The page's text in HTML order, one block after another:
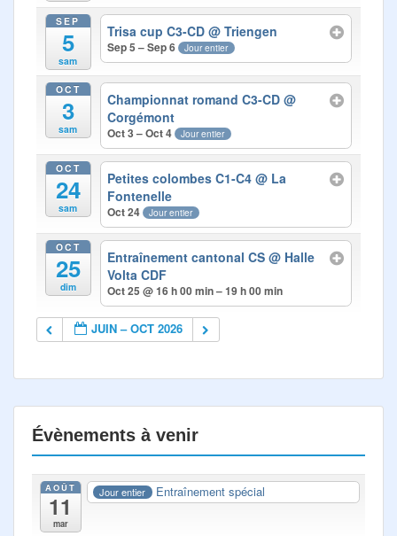
SEP
5
sam
Trisa cup C3-CD@ Triengen
Sep 5 – Sep 6 Jour entier
OCT
3
sam
Championnat romand C3-CD@
Corgémont
Oct 3 – Oct 4 Jour entier
OCT
24
sam
Petites colombes C1-C4@ La
Fontenelle
Oct 24 Jour entier
OCT
25
dim
Entraînement cantonal CS@ Halle
Volta CDF
Oct 25 @ 16 h 00 min – 19 h 00 min
JUIN – OCT 2026
Évènements à venir
AOÛT
11
mar
Jour entier Entraînement spécial